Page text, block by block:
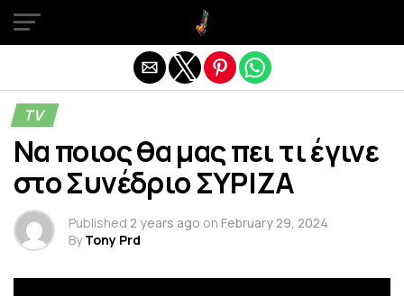
TV
Να ποιος θα μας πει τι έγινε
στο Συνέδριο ΣΥΡΙΖΑ
Published 2 years ago on February 29, 2024
By Tony Prd
Exit mobile version